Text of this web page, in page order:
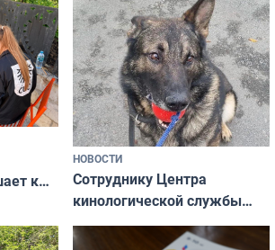
к
НОВОСТИ
Сотруднику Центра
кинологической службы
ищут новый дом